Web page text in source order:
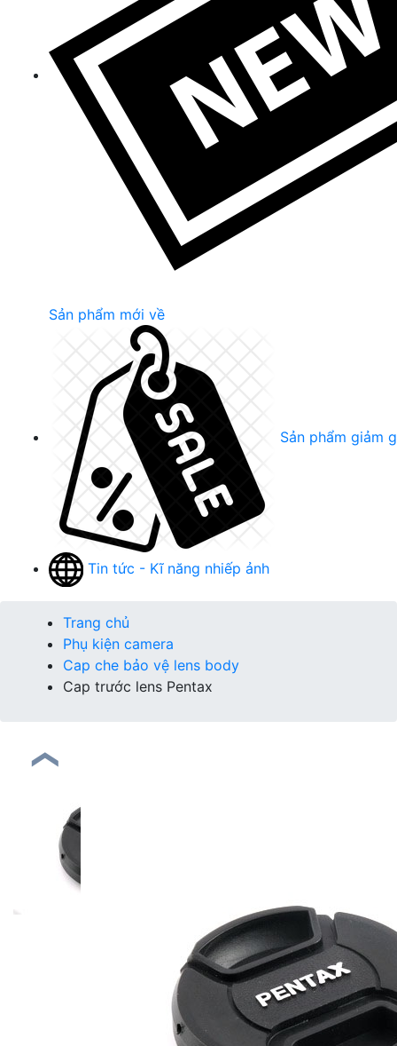
Sản phẩm mới về
Sản phẩm giảm
Tin tức - Kĩ năng nhiếp ảnh
Trang chủ
Phụ kiện camera
Cap che bảo vệ lens body
Cap trước lens Pentax
❮